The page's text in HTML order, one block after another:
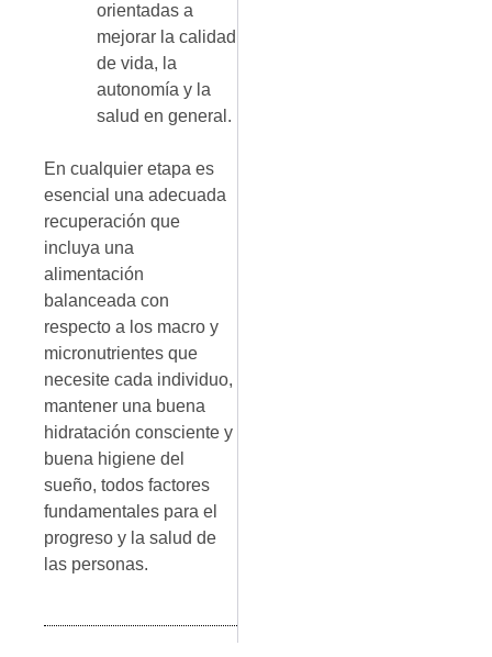
orientadas a
mejorar la calidad
de vida, la
autonomía y la
salud en general.
En cualquier etapa es
esencial una adecuada
recuperación que
incluya una
alimentación
balanceada con
respecto a los macro y
micronutrientes que
necesite cada individuo,
mantener una buena
hidratación consciente y
buena higiene del
sueño, todos factores
fundamentales para el
progreso y la salud de
las personas.